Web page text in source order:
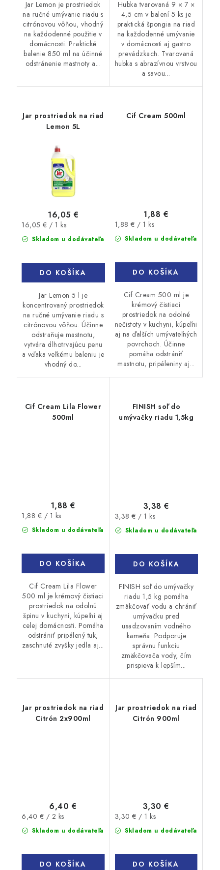
Jar Lemon je prostriedok
na ručné umývanie riadu s
citrónovou vôňou, vhodný
na každodenné použitie v
domácnosti. Praktické
balenie 850 ml na účinné
odstránenie mastnoty a...
Hubka tvarovaná 9 × 7 ×
4,5 cm v balení 5 ks je
praktická špongia na riad
na každodenné umývanie
v domácnosti aj gastro
prevádzkach. Tvarovaná
hubka s abrazívnou vrstvou
a savou...
Jar prostriedok na riad
Lemon 5L
Skladom u dodávateľa
16,05 €
Jednotková
cena:
16,05 € / 1 ks
DO KOŠÍKA
Jar Lemon 5 l je
koncentrovaný prostriedok
na ručné umývanie riadu s
citrónovou vôňou. Účinne
odstraňuje mastnotu,
vytvára dlhotrvajúcu penu
a vďaka veľkému baleniu je
vhodný do...
Cif Cream 500ml
Skladom u dodávateľa
1,88 €
Jednotková
cena:
1,88 € / 1 ks
DO KOŠÍKA
Cif Cream 500 ml je
krémový čistiaci
prostriedok na odolné
nečistoty v kuchyni, kúpeľni
aj na ďalších umývateľných
povrchoch. Účinne
pomáha odstrániť
mastnotu, pripáleniny aj...
Cif Cream Lila Flower
500ml
Skladom u dodávateľa
1,88 €
Jednotková
cena:
1,88 € / 1 ks
DO KOŠÍKA
Cif Cream Lila Flower
500 ml je krémový čistiaci
prostriedok na odolnú
špinu v kuchyni, kúpeľni aj
celej domácnosti. Pomáha
odstrániť pripálený tuk,
zaschnuté zvyšky jedla aj...
FINISH soľ do
umývačky riadu 1,5kg
Skladom u dodávateľa
3,38 €
Jednotková
cena:
3,38 € / 1 ks
DO KOŠÍKA
FINISH soľ do umývačky
riadu 1,5 kg pomáha
zmäkčovať vodu a chrániť
umývačku pred
usadzovaním vodného
kameňa. Podporuje
správnu funkciu
zmäkčovača vody, čím
prispieva k lepším...
Jar prostriedok na riad
Citrón 2x900ml
Skladom u dodávateľa
6,40 €
Jednotková
cena:
6,40 € / 2 ks
DO KOŠÍKA
Jar prostriedok na riad
Citrón 900ml
Skladom u dodávateľa
3,30 €
Jednotková
cena:
3,30 € / 1 ks
DO KOŠÍKA